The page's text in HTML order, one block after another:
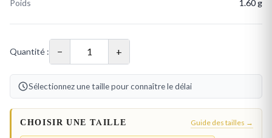
Poids
1.60 g
Quantité : − +
Sélectionnez une taille pour connaître le délai
CHOISIR UNE TAILLE Guide des tailles →